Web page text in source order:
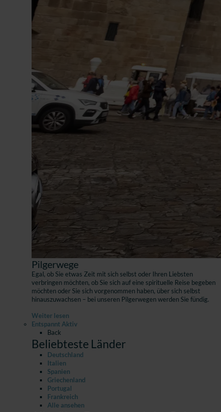
Pilgerwege
Egal, ob Sie etwas Zeit mit sich selbst oder Ihren Liebsten
verbringen möchten, ob Sie sich auf eine spirituelle Reise begeben
möchten oder Sie sich vorgenommen haben, über sich selbst
hinauszuwachsen – bei unseren Pilgerwegen werden Sie fündig.
Weiter lesen
Entspannt Aktiv
Back
Beliebteste Länder
Deutschland
Italien
Spanien
Griechenland
Portugal
Frankreich
Alle ansehen